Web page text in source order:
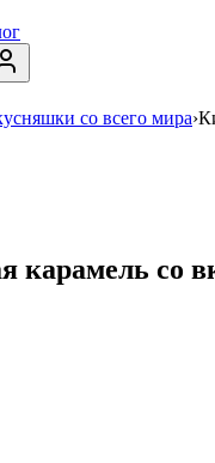
со всего мира›
карамель со